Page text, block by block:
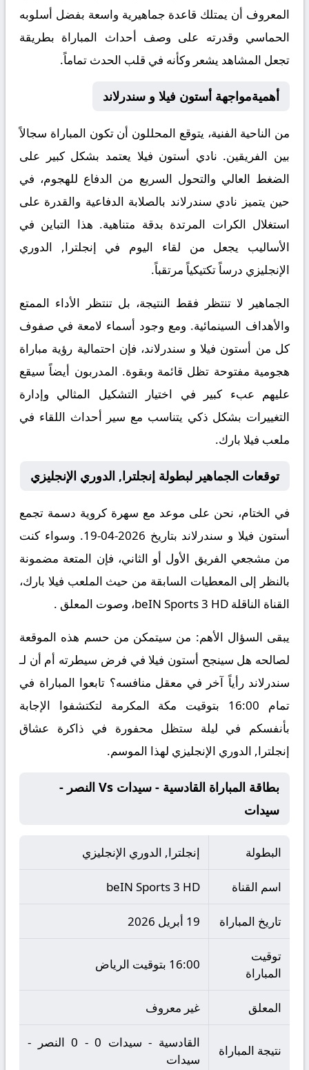
المعروف أن يمتلك قاعدة جماهيرية واسعة بفضل أسلوبه
الحماسي وقدرته على وصف أحداث المباراة بطريقة
تجعل المشاهد يشعر وكأنه في قلب الحدث تماماً.
أهميةمواجهة أستون فيلا و سندرلاند
من الناحية الفنية، يتوقع المحللون أن تكون المباراة سجالاً
بين الفريقين. نادي أستون فيلا يعتمد بشكل كبير على
الضغط العالي والتحول السريع من الدفاع للهجوم، في
حين يتميز نادي سندرلاند بالصلابة الدفاعية والقدرة على
استغلال الكرات المرتدة بدقة متناهية. هذا التباين في
الأساليب يجعل من لقاء اليوم في إنجلترا, الدوري
الإنجليزي درساً تكتيكياً مرتقباً.
الجماهير لا تنتظر فقط النتيجة، بل تنتظر الأداء الممتع
والأهداف السينمائية. ومع وجود أسماء لامعة في صفوف
كل من أستون فيلا و سندرلاند، فإن احتمالية رؤية مباراة
هجومية مفتوحة تظل قائمة وبقوة. المدربون أيضاً سيقع
عليهم عبء كبير في اختيار التشكيل المثالي وإدارة
التغييرات بشكل ذكي يتناسب مع سير أحداث اللقاء في
ملعب فيلا بارك.
توقعات الجماهير لبطولة إنجلترا, الدوري الإنجليزي
في الختام، نحن على موعد مع سهرة كروية دسمة تجمع
أستون فيلا و سندرلاند بتاريخ 2026-04-19. وسواء كنت
من مشجعي الفريق الأول أو الثاني، فإن المتعة مضمونة
بالنظر إلى المعطيات السابقة من حيث الملعب فيلا بارك،
القناة الناقلة beIN Sports 3 HD، وصوت المعلق .
يبقى السؤال الأهم: من سيتمكن من حسم هذه الموقعة
لصالحه هل سينجح أستون فيلا في فرض سيطرته أم أن لـ
سندرلاند رأياً آخر في معقل منافسه؟ تابعوا المباراة في
تمام 16:00 بتوقيت مكة المكرمة لتكتشفوا الإجابة
بأنفسكم في ليلة ستظل محفورة في ذاكرة عشاق
إنجلترا, الدوري الإنجليزي لهذا الموسم.
بطاقة المباراة القادسية - سيدات Vs النصر -
سيدات
البطولة إنجلترا, الدوري الإنجليزي
اسم القناة beIN Sports 3 HD
تاريخ المباراة 19 أبريل 2026
توقيت
المباراة
16:00 بتوقيت الرياض
المعلق غير معروف
نتيجة المباراة
القادسية - سيدات 0 - 0 النصر -
سيدات